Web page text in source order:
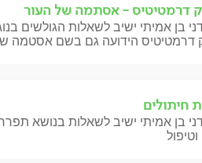
דרמטיטיס - אסתמה של העור
בן אמיתי ישיב לשאלות הגולשים
דרמטיטיס הידועה גם בשם אסטמה
חיתולים
בן אמיתי ישיב לשאלות בנושא